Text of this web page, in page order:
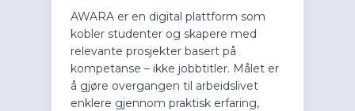
AWARA er en digital plattform som
kobler studenter og skapere med
relevante prosjekter basert på
kompetanse – ikke jobbtitler. Målet er
å gjøre overgangen til arbeidslivet
enklere gjennom praktisk erfaring,